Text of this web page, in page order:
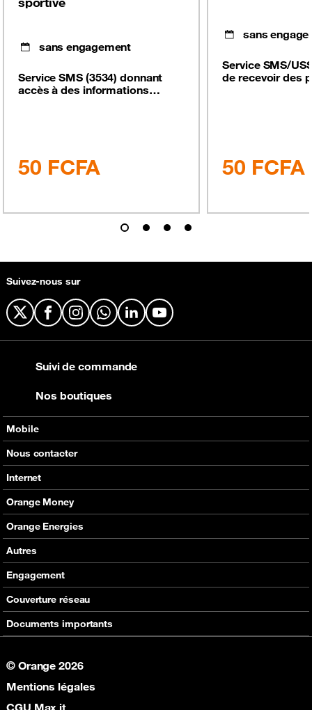
sans engagement
Service SMS (3534) donnant
accès à des informations
50 FCFA
sans
Service SMS/
de recevoir des
50 FCFA
Suivez-nous sur
X FacebookInstagramWhatsApp
LinkedInYouTube
Mobile
Nos offres
Nos produits
Assistance
Nous contacter
Tous les contacts
En boutique
Internet
Nos offres
Nos produits
Assistance
Orange Money
Carte Visa Orange Money
Devenir partenaire Orange Money
Assistance
Orange Energies
Offres
Autres
SVA
Max it
Boutique
Engagement
RSE
Fondation Orange
Couverture réseau
Documents importants
Suivi de commande
Nos boutiques
© Orange 2026
Mentions légales
CGU Max it